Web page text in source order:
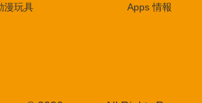
漫玩具
Apps 情報